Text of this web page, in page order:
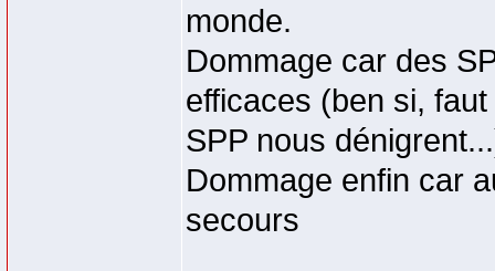
monde.
Dommage car des
efficaces (ben si,
SPP nous
Dommage enfin car
secours